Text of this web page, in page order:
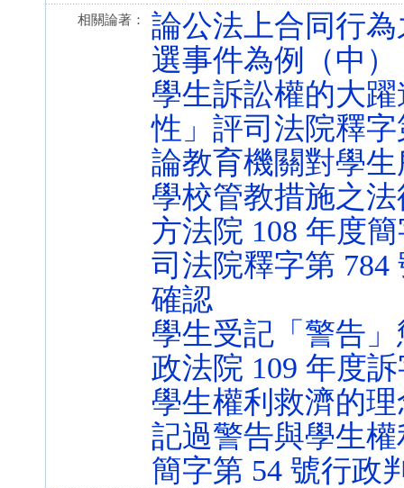
相關論著：
論公法上合同行
選事件為例（中）
學生訴訟權的大
性」評司法院釋字
論教育機關對學
學校管教措施之
方法院 108 年度
司法院釋字第
確認
學生受記「警告
政法院 109 年度
學生權利救濟的
記過警告與學生
簡字第 54 號行政